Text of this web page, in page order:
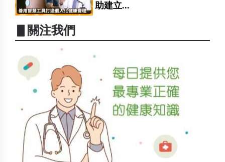
助建立...
▋關注我們